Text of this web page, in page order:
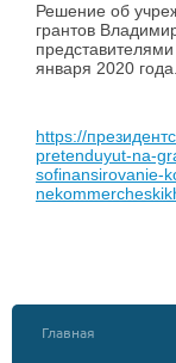
Решение об
грантов
января 2020 года.
https://
pretenduyut-na-
sofinansirovanie-
Главная